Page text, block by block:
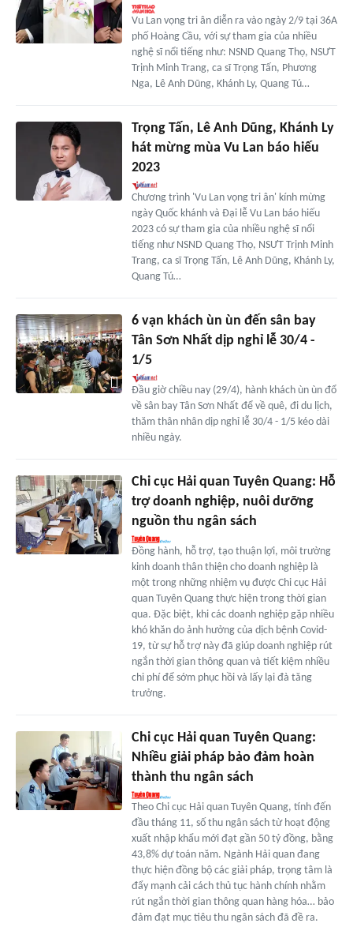
Vu Lan vọng tri ân diễn ra vào ngày 2/9 tại 36A
phố Hoàng Cầu, với sự tham gia của nhiều
nghệ sĩ nổi tiếng như: NSND Quang Thọ, NSƯT
Trịnh Minh Trang, ca sĩ Trọng Tấn, Phương
Nga, Lê Anh Dũng, Khánh Ly, Quang Tú…
Trọng Tấn, Lê Anh Dũng, Khánh Ly
hát mừng mùa Vu Lan báo hiếu
2023
Chương trình 'Vu Lan vọng tri ân' kính mừng
ngày Quốc khánh và Đại lễ Vu Lan báo hiếu
2023 có sự tham gia của nhiều nghệ sĩ nổi
tiếng như NSND Quang Thọ, NSƯT Trịnh Minh
Trang, ca sĩ Trọng Tấn, Lê Anh Dũng, Khánh Ly,
Quang Tú…
6 vạn khách ùn ùn đến sân bay
Tân Sơn Nhất dịp nghỉ lễ 30/4 -
1/5
Đầu giờ chiều nay (29/4), hành khách ùn ùn đổ
về sân bay Tân Sơn Nhất để về quê, đi du lịch,
thăm thân nhân dịp nghỉ lễ 30/4 - 1/5 kéo dài
nhiều ngày.
Chi cục Hải quan Tuyên Quang: Hỗ
trợ doanh nghiệp, nuôi dưỡng
nguồn thu ngân sách
Đồng hành, hỗ trợ, tạo thuận lợi, môi trường
kinh doanh thân thiện cho doanh nghiệp là
một trong những nhiệm vụ được Chi cục Hải
quan Tuyên Quang thực hiện trong thời gian
qua. Đặc biệt, khi các doanh nghiệp gặp nhiều
khó khăn do ảnh hưởng của dịch bệnh Covid-
19, từ sự hỗ trợ này đã giúp doanh nghiệp rút
ngắn thời gian thông quan và tiết kiệm nhiều
chi phí để sớm phục hồi và lấy lại đà tăng
trưởng.
Chi cục Hải quan Tuyên Quang:
Nhiều giải pháp bảo đảm hoàn
thành thu ngân sách
Theo Chi cục Hải quan Tuyên Quang, tính đến
đầu tháng 11, số thu ngân sách từ hoạt động
xuất nhập khẩu mới đạt gần 50 tỷ đồng, bằng
43,8% dự toán năm. Ngành Hải quan đang
thực hiện đồng bộ các giải pháp, trọng tâm là
đẩy mạnh cải cách thủ tục hành chính nhằm
rút ngắn thời gian thông quan hàng hóa… bảo
đảm đạt mục tiêu thu ngân sách đã đề ra.